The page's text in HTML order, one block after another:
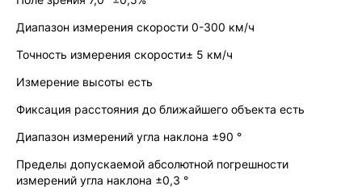
Диапазон измерения скорости 0-300 км/ч
Точность измерения скорости± 5 км/ч
Измерение высоты есть
Фиксация расстояния до ближайшего объекта есть
Диапазон измерений угла наклона ±90 °
Пределы допускаемой абсолютной погрешности
измерений угла наклона ±0,3 °